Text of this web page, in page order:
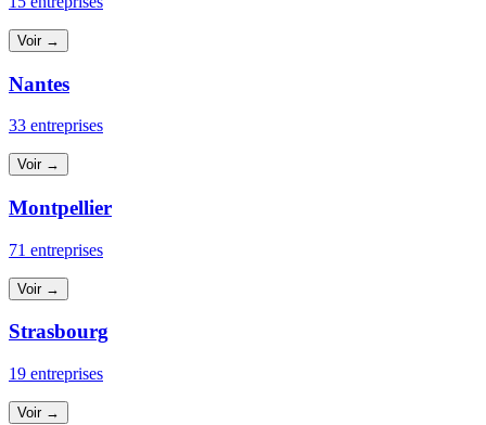
Voir →
Nantes
33 entreprises
Voir →
Montpellier
71 entreprises
Voir →
Strasbourg
19 entreprises
Voir →